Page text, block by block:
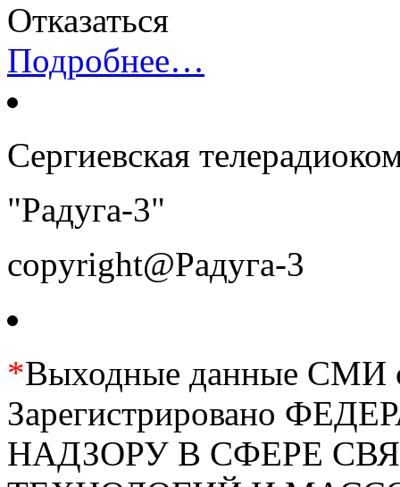
Отказаться
Подробнее…
Сергиевская
"Радуга-3"
copyright@Радуга-3
*Выходные данные СМИ
Зарегистрировано
НАДЗОРУ В СФЕРЕ